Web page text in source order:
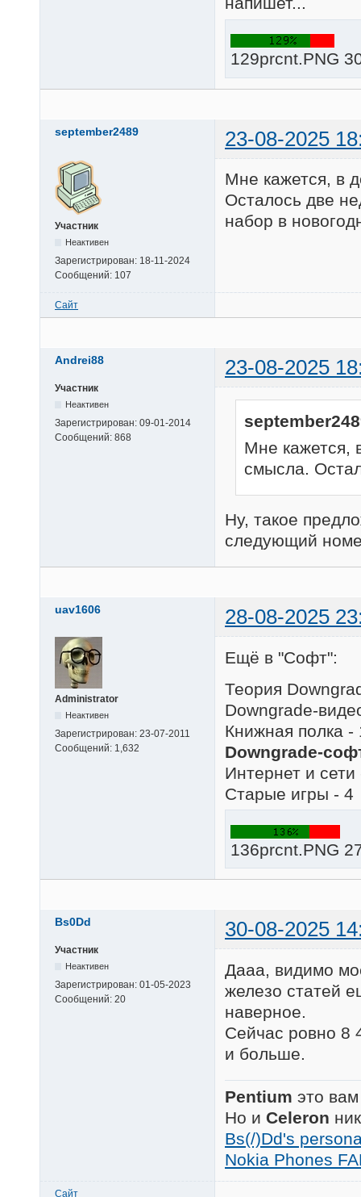
129prcnt.PNG
september2489 23-08-2025
Участник
Неактивен
Зарегистрирован: 18-11-2024
Сообщений: 107
Мне кажется, в
Осталось две
набор в
Сайт
Andrei88 23-08-2025
Участник
Неактивен
Зарегистрирован: 09-01-2014
Сообщений: 868
Мне кажется,
смысла.
Ну, такое
следующий
uav1606 28-08-2025
Administrator
Неактивен
Зарегистрирован: 23-07-2011
Сообщений: 1,632
Ещё в "Софт":
Теория
Downgrade-
Книжная полка -
Downgrade-
Интернет и сети
Старые игры - 4
136prcnt.PNG
Bs0Dd 30-08-2025
Участник
Неактивен
Зарегистрирован: 01-05-2023
Сообщений: 20
Дааа, видимо
железо статей
наверное.
Сейчас ровно 8
и больше.
Pentium это
Но и Celeron
Bs(/)Dd's
Nokia Phones
Сайт